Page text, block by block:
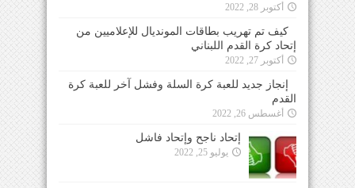
أكتوبر 28, 2022
كيف تم تهريب بطاقات المونديال للإعلاميين من
إتحاد كرة القدم اللبناني
أكتوبر 27, 2022
إنجاز جديد للعبة كرة السلة وفشل آخر للعبة كرة
القدم
أغسطس 26, 2022
إتحاد ناجح وإتحاد فاشل
يوليو 25, 2022